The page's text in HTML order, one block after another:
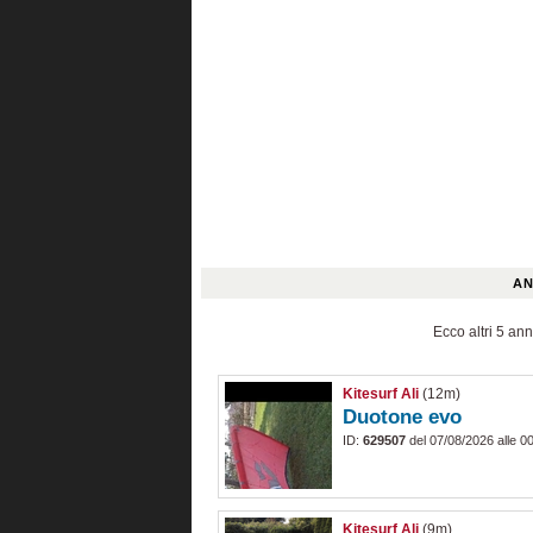
Ecco altri 5
Kitesurf Ali(12m)
Duotone evo
ID: 629507del 07/08/2026 alle
Kitesurf Ali(9m)